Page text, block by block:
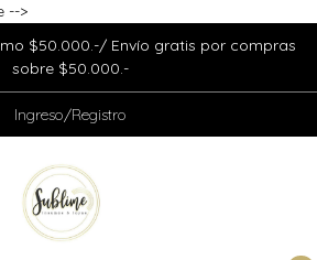
-->
$50.000.-/ Envío gratis por compras
sobre $50.000.-
Ingreso/Registro